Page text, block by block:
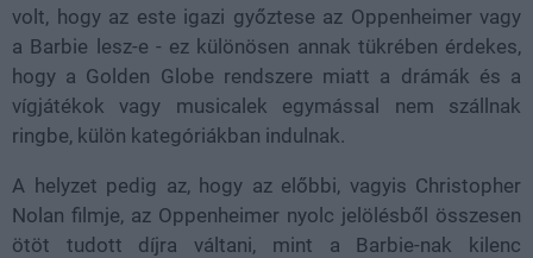
volt, hogy az este igazi győztese az Oppenheimer vagy
a Barbie lesz-e - ez különösen annak tükrében érdekes,
hogy a Golden Globe rendszere miatt a drámák és a
vígjátékok vagy musicalek egymással nem szállnak
ringbe, külön kategóriákban indulnak.
A helyzet pedig az, hogy az előbbi, vagyis Christopher
Nolan filmje, az Oppenheimer nyolc jelölésből összesen
ötöt tudott díjra váltani, mint a Barbie-nak kilenc